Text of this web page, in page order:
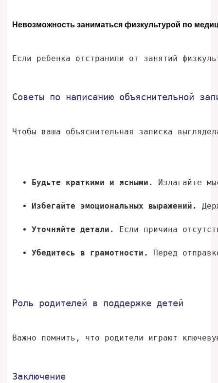
Невозможность заниматься физкультурой по
Если ребенка отстранили от занятий
Советы по написанию объяснительной
Чтобы ваша объяснительная записка
Будьте краткими и ясными. Излагайте
Избегайте эмоциональных выражений.
Уточняйте детали. Если причина
Убедитесь в грамотности. Перед
Роль родителей в поддержке детей
Важно помнить, что родители играют
Заключение